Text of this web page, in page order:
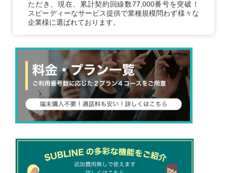
ただき、現在、累計契約回線数77,000番号を突破！
スピーディーなサービス提供で業種規模問わず様々な
企業様に選ばれております。